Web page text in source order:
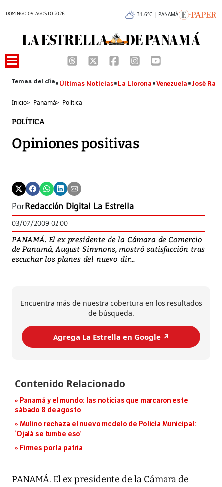
DOMINGO 09 AGOSTO 2026 31.6°C | PANAMÁ
Últimas Noticias La Llorona Venezuela José
Inicio> Panamá> Política
POLÍTICA
Opiniones positivas
PorRedacción Digital La Estrella
03/07/2009 02:00
PANAMÁ. El ex presidente de la Cámara de Comercio
de Panamá, August Simmons, mostró satisfacción tras
escuchar los planes del nuevo dir...
Encuentra más de nuestra cobertura en los resultados
de búsqueda.
Agrega La Estrella en Google ↗️
Panamá y el mundo: las noticias que marcaron este
sábado 8 de agosto
Mulino rechaza el nuevo modelo de Policía Municipal:
‘Ojalá se tumbe eso’
Firmes por la patria
PANAMÁ. El ex presidente de la Cámara de